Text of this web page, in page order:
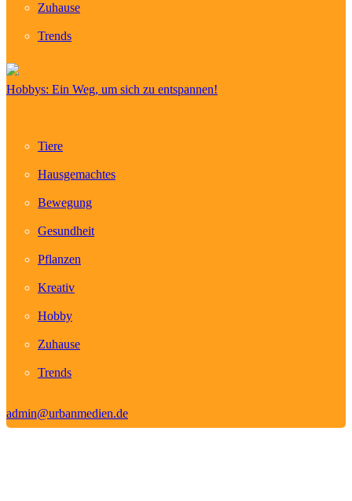
Zuhause
Trends
Hobbys: Ein Weg, um sich zu entspannen!
Tiere
Hausgemachtes
Bewegung
Gesundheit
Pflanzen
Kreativ
Hobby
Zuhause
Trends
admin@urbanmedien.de